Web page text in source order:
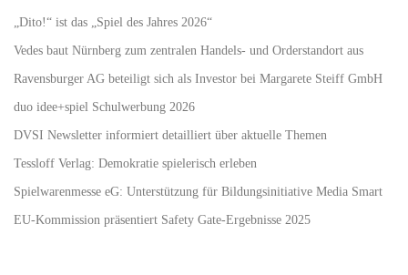
„Dito!“ ist das „Spiel des Jahres 2026“
Vedes baut Nürnberg zum zentralen Handels- und Orderstandort aus
Ravensburger AG beteiligt sich als Investor bei Margarete Steiff GmbH
duo idee+spiel Schulwerbung 2026
DVSI Newsletter informiert detailliert über aktuelle Themen
Tessloff Verlag: Demokratie spielerisch erleben
Spielwarenmesse eG: Unterstützung für Bildungsinitiative Media Smart
EU-Kommission präsentiert Safety Gate-Ergebnisse 2025